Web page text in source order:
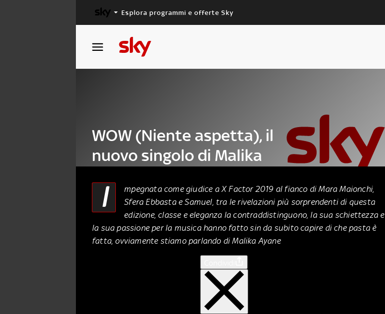
Esplora programmi e offerte Sky
WOW (Niente aspetta), il
nuovo singolo di Malika
11 Ottobre 2019
I
mpegnata come giudice a X Factor 2019 al fianco di Mara Maionchi,
Sfera Ebbasta e Samuel, tra le rivelazioni più sorprendenti di questa
edizione, classe e eleganza la contraddistinguono, la sua schiettezza e
la sua passione per la musica hanno fatto sin da subito capire di che pasta è
fatta, ovviamente stiamo parlando di Malika Ayane